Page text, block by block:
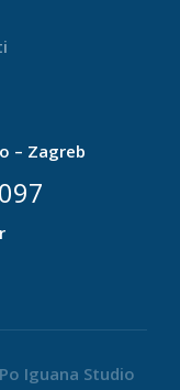
– Zagreb
Iguana Studio